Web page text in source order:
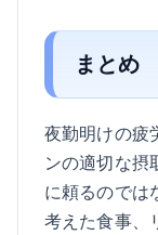
まとめ
夜勤明けの疲
ンの適切な摂
に頼るのでは
考えた食事、